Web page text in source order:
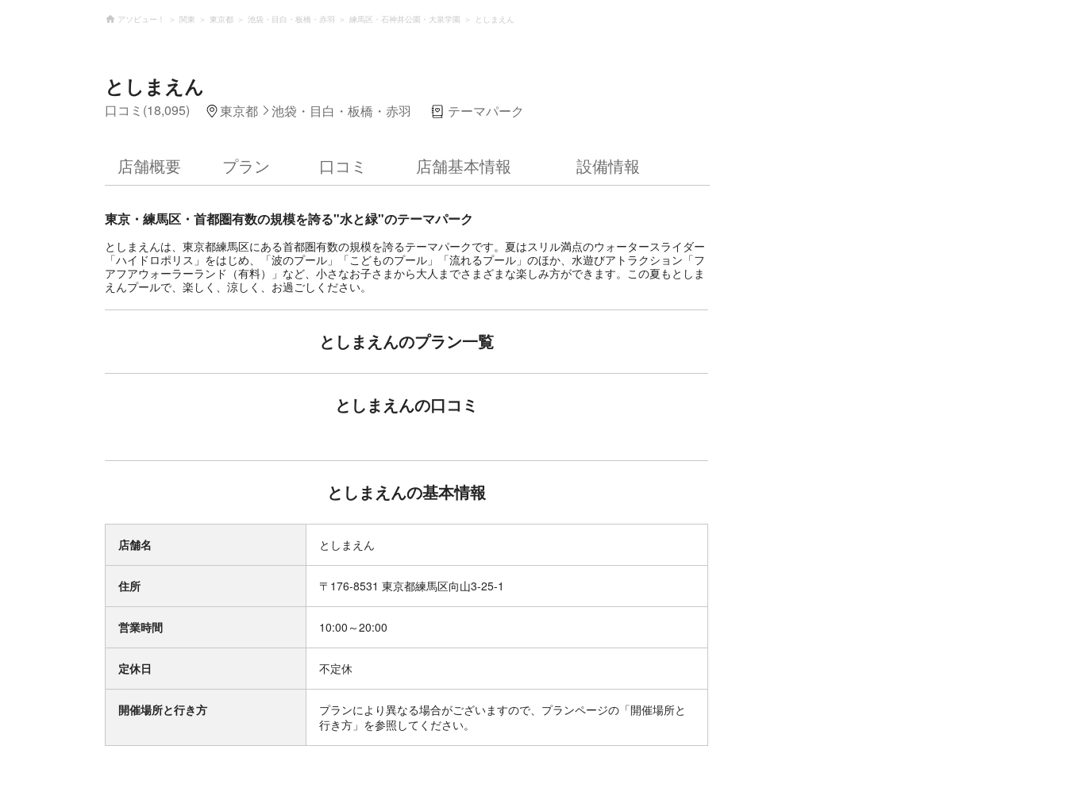
アソビュー！ 関東 東京都 池袋・目白・板橋・赤羽 練馬区・石神井公園・大泉学園 としまえん
としまえん
口コミ(18,095) 東京都 池袋・目白・板橋・赤羽 テーマパーク
店舗概要 プラン 口コミ 店舗基本情報 設備情報
東京・練馬区・首都圏有数の規模を誇る"水と緑"のテーマパーク
としまえんは、東京都練馬区にある首都圏有数の規模を誇るテーマパークです。夏はスリル満点のウォータースライダー
「ハイドロポリス」をはじめ、「波のプール」「こどものプール」「流れるプール」のほか、水遊びアトラクション「フ
アフアウォーラーランド（有料）」など、小さなお子さまから大人までさまざまな楽しみ方ができます。この夏もとしま
えんプールで、楽しく、涼しく、お過ごしください。
としまえんのプラン一覧
としまえんの口コミ
としまえんの基本情報
店舗名 としまえん
住所 〒176-8531 東京都練馬区向山3-25-1
営業時間 10:00～20:00
定休日 不定休
開催場所と行き方
プランにより異なる場合がございますので、プランページの「開催場所と
行き方」を参照してください。